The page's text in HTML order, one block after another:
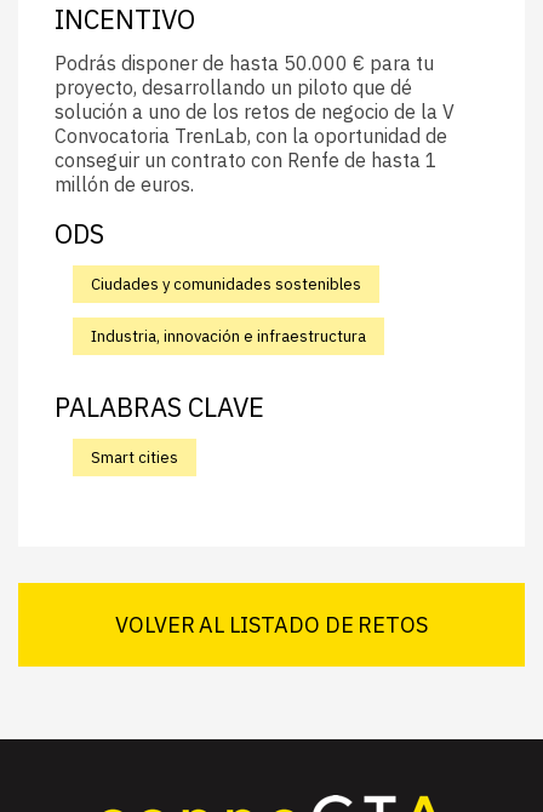
INCENTIVO
Podrás disponer de hasta 50.000 € para tu
proyecto, desarrollando un piloto que dé
solución a uno de los retos de negocio de la V
Convocatoria TrenLab, con la oportunidad de
conseguir un contrato con Renfe de hasta 1
millón de euros.
ODS
Ciudades y comunidades sostenibles
Industria, innovación e infraestructura
PALABRAS CLAVE
Smart cities
VOLVER AL LISTADO DE RETOS